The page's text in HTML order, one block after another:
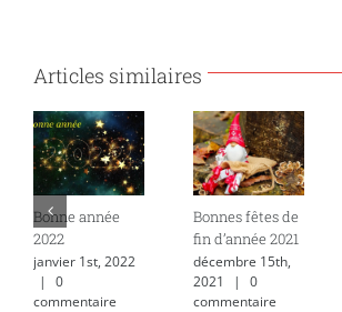
Articles similaires
Bonne année
2022
janvier 1st, 2022
|
0
commentaire
Bonnes fêtes de
fin d’année 2021
décembre 15th,
2021
|
0
commentaire